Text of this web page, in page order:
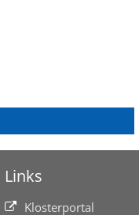
Links
Klosterportal